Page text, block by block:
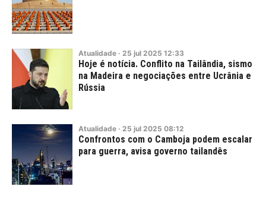
Atualidade · 25 jul 2025 12:33
Hoje é notícia. Conflito na Tailândia, sismo
na Madeira e negociações entre Ucrânia e
Rússia
Atualidade · 25 jul 2025 08:12
Confrontos com o Camboja podem escalar
para guerra, avisa governo tailandês